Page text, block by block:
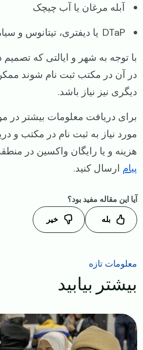
آبله مرغان یا آب چیچک
با توجه به شهر و ایالتی که تصمیم
در آن در مکتب ثبت نام شوند
دیگری نیز نیاز باشد.
برای دریافت معلومات بیشتر در
مورد نیاز به ثبت نام در مکتب و
هزینه و یا رایگان واکسین در
پیام ارسال کنید.
آیا این مقاله مفید بود؟
بله
خیر
معلومات تازه
بیشتر بیابید
Image